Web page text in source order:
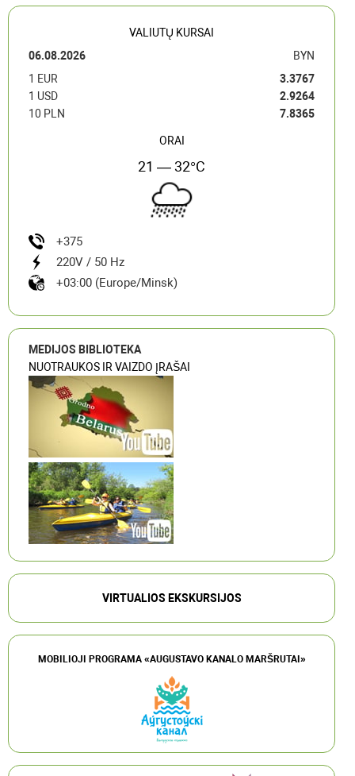
VALIUTŲ KURSAI
06.08.2026
BYN
1 EUR
3.3767
1 USD
2.9264
10 PLN
7.8365
ORAI
21 — 32°C
+375
220V / 50 Hz
+03:00 (Europe/Minsk)
MEDIJOS BIBLIOTEKA
NUOTRAUKOS IR VAIZDO ĮRAŠAI
VIRTUALIOS EKSKURSIJOS
MOBILIOJI PROGRAMA «AUGUSTAVO KANALO MARŠRUTAI»